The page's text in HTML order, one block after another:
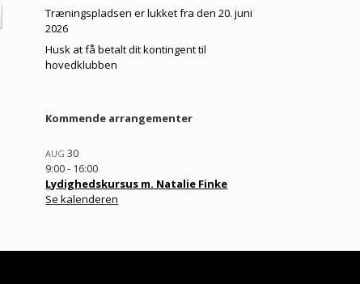
Træningspladsen er lukket fra den 20. juni
2026
Husk at få betalt dit kontingent til
hovedklubben
Kommende arrangementer
AUG30
9:00- 16:00
Lydighedskursus m. Natalie Finke
Se kalenderen